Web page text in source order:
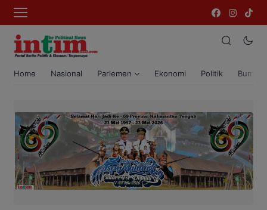
Home Nasional Parlemen Ekonomi Politik Bumi